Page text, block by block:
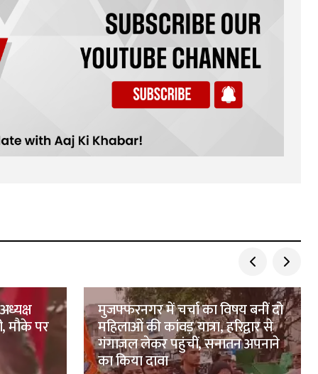
मौके पर
मुजफ्फरनगर में चर्चा का विषय बनीं दो
महिलाओं की कांवड़ यात्रा, हरिद्वार से
गंगाजल लेकर पहुंचीं, सनातन अपनाने
का किया दावा